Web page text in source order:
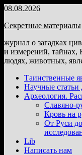
Перейти
содержимому
08.08.2026
Секретные материалы
журнал о загадках
и измерений,
людях, животных,
Таинственные
Научные статьи
Археология.
Славяно-
Кровь на
От Руси
Lib
Написать нам